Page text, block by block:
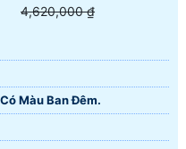
4,620,000 ₫
Màu Ban Ðêm.